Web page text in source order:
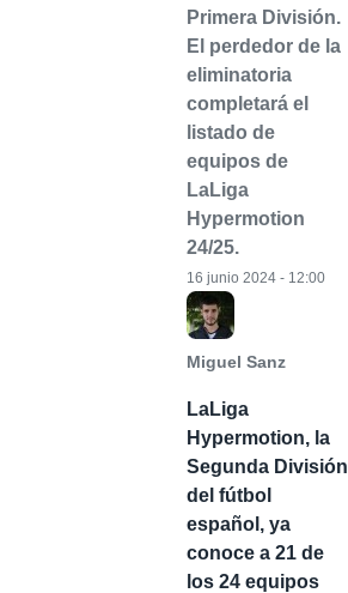
Primera División.
El perdedor de la
eliminatoria
completará el
listado de
equipos de
LaLiga
Hypermotion
24/25.
Miguel Sanz
16 junio 2024 - 12:00
LaLiga
Hypermotion, la
Segunda División
del fútbol
español, ya
conoce a 21 de
los 24 equipos